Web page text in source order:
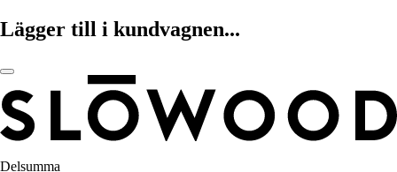
Lägger till i kundvagnen...
Delsumma